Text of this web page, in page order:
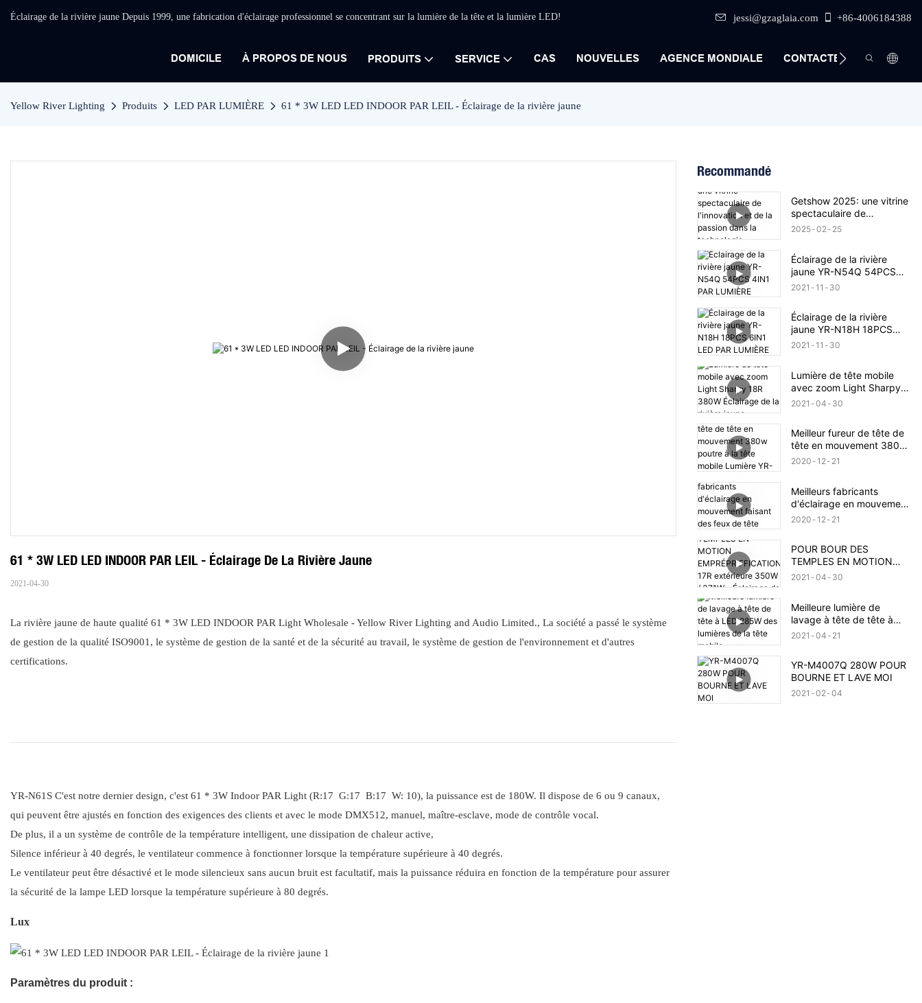
Éclairage de la rivière jaune Depuis 1999, une fabrication d'éclairage professionnel se concentrant sur la lumière de la tête et la lumière LED! jessi@gzaglaia.com +86-4006184388
DOMICILE À PROPOS DE NOUS PRODUITS SERVICE CAS NOUVELLES AGENCE MONDIALE CONTACTEZ-NOUS
Yellow River Lighting Produits LED PAR LUMIÈRE 61 * 3W LED LED INDOOR PAR LEIL - Éclairage de la rivière jaune
61 * 3W LED LED INDOOR PAR LEIL - Éclairage De La Rivière Jaune
2021-04-30
La rivière jaune de haute qualité 61 * 3W LED INDOOR PAR Light Wholesale - Yellow River Lighting and Audio Limited., La société a passé le système
de gestion de la qualité ISO9001, le système de gestion de la santé et de la sécurité au travail, le système de gestion de l'environnement et d'autres
certifications.
YR-N61S C'est notre dernier design, c'est 61 * 3W Indoor PAR Light (R:17 G:17 B:17 W: 10), la puissance est de 180W. Il dispose de 6 ou 9 canaux,
qui peuvent être ajustés en fonction des exigences des clients et avec le mode DMX512, manuel, maître-esclave, mode de contrôle vocal.
De plus, il a un système de contrôle de la température intelligent, une dissipation de chaleur active,
Silence inférieur à 40 degrés, le ventilateur commence à fonctionner lorsque la température supérieure à 40 degrés.
Le ventilateur peut être désactivé et le mode silencieux sans aucun bruit est facultatif, mais la puissance réduira en fonction de la température pour assurer
la sécurité de la lampe LED lorsque la température supérieure à 80 degrés.
Lux
Paramètres du produit :
Recommandé
Getshow 2025: une vitrine
spectaculaire de
l'innovation et de la
scène
2025 02 25
Éclairage de la rivière
jaune YR-N54Q 54PCS
4IN1 PAR LUMIÈRE
2021 11 30
Éclairage de la rivière
jaune YR-N18H 18PCS
6IN1 LED PAR LUMIÈRE
2021 11 30
Lumière de tête mobile
avec zoom Light Sharpy
18R 380W Éclairage de la
2021 04 30
Meilleur fureur de tête de
tête en mouvement 380w
poutre à la tête mobile
2020 12 21
Meilleurs fabricants
d'éclairage en mouvement
faisant des feux de tête
2020 12 21
POUR BOUR DES
TEMPLES EN MOTION
EMPRÉPRIFFICATION 17R
jaune
2021 04 30
Meilleure lumière de
lavage à tête de tête à
LED 285W des lumières de
2021 04 21
YR-M4007Q 280W POUR
BOURNE ET LAVE MOI
2021 02 04